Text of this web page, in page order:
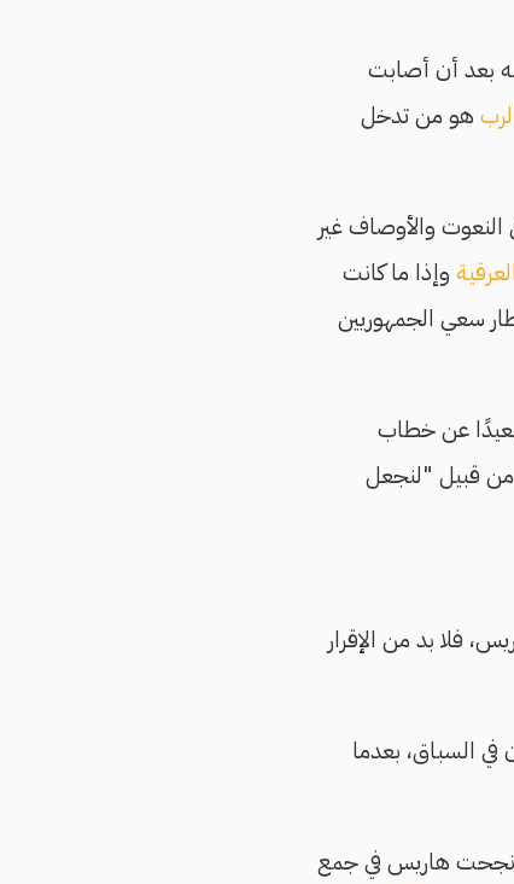
بعد أن أصابت
هو من تدخل
والأوصاف غير
وإذا ما كانت
سعي الجمهوريين
عن خطاب
من قبيل "لنجعل
فلا بد من الإقرار
في السباق، بعدما
نجحت هاريس في جمع